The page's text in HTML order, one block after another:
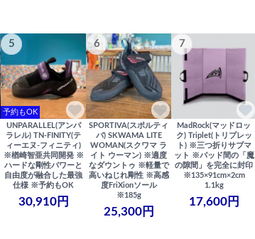
5
予約もOK
UNPARALLEL(アンパ
ラレル) TN-FINITY(テ
ィーエヌ-フィニティ)
※楢崎智亜共同開発 ※
ハードな剛性パワーと
自由度が融合した最強
仕様 ※予約もOK
30,910円
6
SPORTIVA(スポルティ
バ) SKWAMA LITE
WOMAN(スクワマ ラ
イト ウーマン) ※適度
なダウントゥ ※軽量で
高いねじれ剛性 ※高感
度FriXionソール
※185g
25,300円
7
MadRock(マッドロッ
ク) Triplet(トリプレッ
ト) ※三つ折りサブマ
ット ※パッド間の「魔
の隙間」を完全に封印
※135×91cm×2cm
1.1kg
17,600円